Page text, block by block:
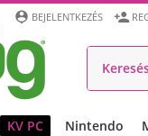

 BEJELENTKEZÉS
KV PC Nintendo